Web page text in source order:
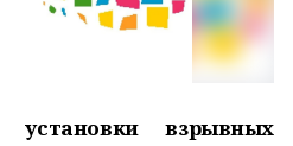
взрывных